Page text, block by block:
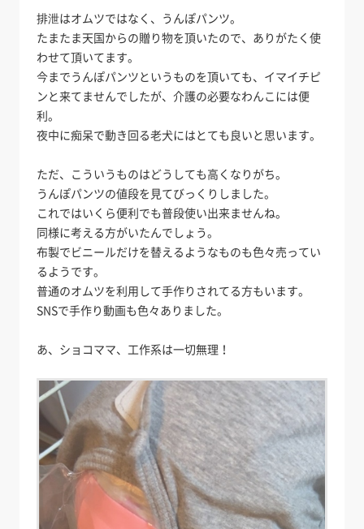
排泄はオムツではなく、うんぽパンツ。
たまたま天国からの贈り物を頂いたので、ありがたく使
わせて頂いてます。
今までうんぽパンツというものを頂いても、イマイチピ
ンと来てませんでしたが、介護の必要なわんこには便
利。
夜中に痴呆で動き回る老犬にはとても良いと思います。
ただ、こういうものはどうしても高くなりがち。
うんぽパンツの値段を見てびっくりしました。
これではいくら便利でも普段使い出来ませんね。
同様に考える方がいたんでしょう。
布製でビニールだけを替えるようなものも色々売ってい
るようです。
普通のオムツを利用して手作りされてる方もいます。
SNSで手作り動画も色々ありました。
あ、ショコママ、工作系は一切無理！